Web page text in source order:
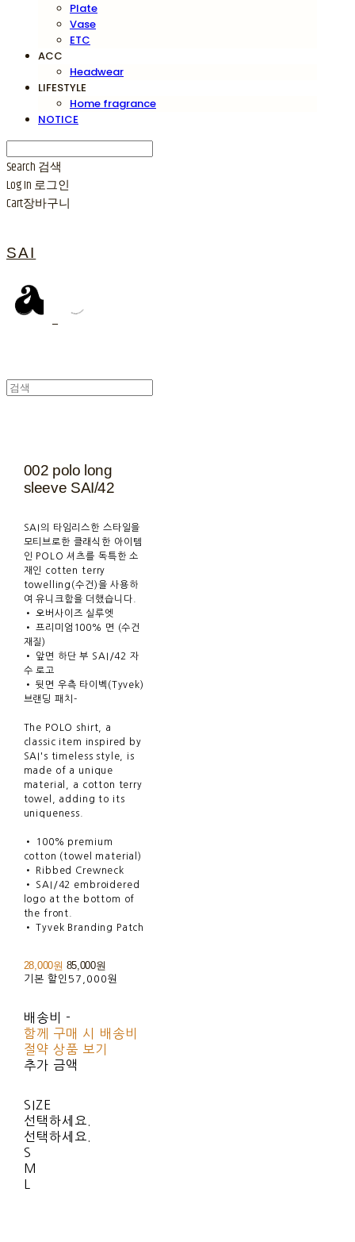
Plate
Vase
ETC
ACC
Headwear
LIFESTYLE
Home fragrance
NOTICE
Search 검색
Log In 로그인
Cart장바구니
SAI
002 polo long
sleeve SAI/42
SAI의 타임리스한 스타일을
모티브로한 클래식한 아이템
인 POLO 셔츠를 독특한 소
재인 cotten terry
towelling(수건)을 사용하
여 유니크함을 더했습니다.
• 오버사이즈 실루엣
• 프리미엄100% 면 (수건
재질)
• 앞면 하단 부 SAI/42 자
수 로고
• 뒷면 우측 타이벡(Tyvek)
브랜딩 패치-
The POLO shirt, a
classic item inspired by
SAI's timeless style, is
made of a unique
material, a cotton terry
towel, adding to its
uniqueness.
• 100% premium
cotton (towel material)
• Ribbed Crewneck
• SAI/42 embroidered
logo at the bottom of
the front.
• Tyvek Branding Patch
28,000원 85,000원
기본 할인 57,000원
배송비-
함께 구매 시 배송비
절약 상품 보기
추가 금액
SIZE
선택하세요.
선택하세요.
S
M